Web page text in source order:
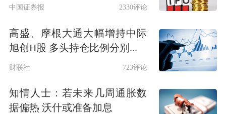
中国证券报 2330评论
高盛、摩根大通大幅增持中际
旭创H股 多头持仓比例分别...
财联社 723评论
知情人士：若未来几周通胀数
据偏热 沃什或准备加息